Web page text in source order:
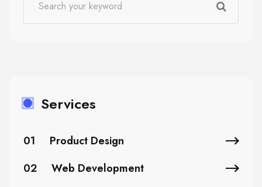
Services
01
Product Design
02
Web Development